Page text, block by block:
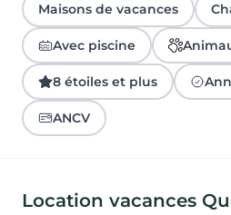
Maisons de vacances
Avec piscine
8 étoiles et plus
ANCV
Location vacances